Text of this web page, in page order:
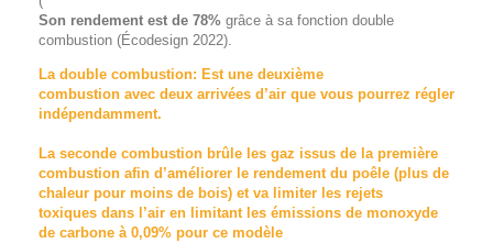
Son rendement est de 78% grâce à sa fonction double
combustion (Écodesign 2022).
La double combustion: Est une deuxième
combustion avec deux arrivées d’air que vous pourrez régler
indépendamment.
La seconde combustion brûle les gaz issus de la première
combustion afin d’améliorer le rendement du poêle (plus de
chaleur pour moins de bois) et va limiter les rejets
toxiques dans l’air en limitant les émissions de monoxyde
de carbone à 0,09% pour ce modèle